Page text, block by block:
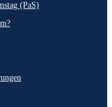
(PaS)